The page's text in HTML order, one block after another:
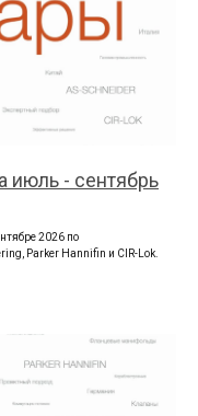
июль - сентябрь
2026 по
Parker Hannifin и CIR-Lok.